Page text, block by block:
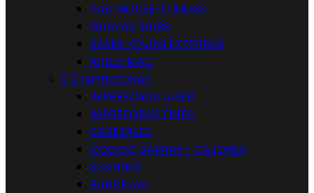
PAD MOUSE-FUNDAS
GUAYAS-HUBS
BASES-CAJAS EXTERNAS
APLLE-MAC
  IMPRESORAS
IMPRESORAS LASER
IMPRESORAS TINTA
CABEZALES
CODIGO BARRAS - CAJONES
SCANNER
BANDEJAS